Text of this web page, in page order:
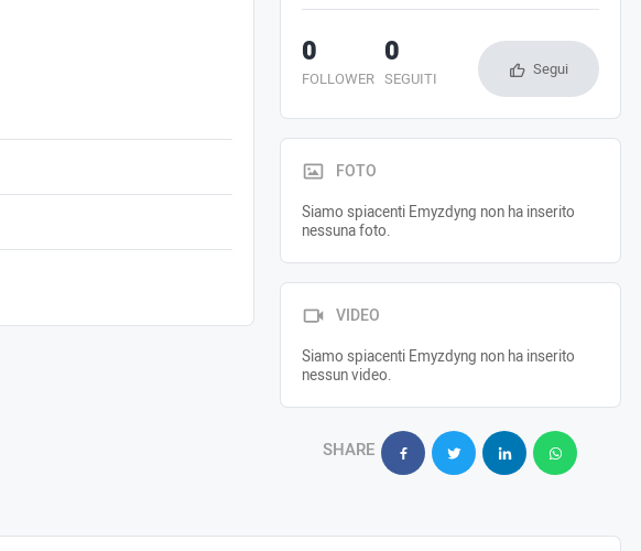
FOLLOWER
0
SEGUITI
0 Segui
FOTO
Siamo spiacenti Emyzdyng non ha inserito
nessuna foto.
VIDEO
Siamo spiacenti Emyzdyng non ha inserito
nessun video.
SHARE